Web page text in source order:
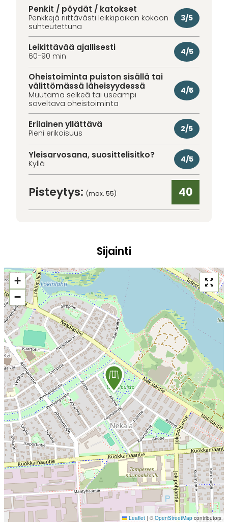
Penkit / pöydät / katokset
Penkkejä riittävästi leikkipaikan kokoon
suhteutettuna
3/5
Leikittävää ajallisesti
60-90 min 4/5
Oheistoiminta puiston sisällä tai
välittömässä läheisyydessä
Muutama selkeä tai useampi
soveltava oheistoiminta
4/5
Erilainen yllättävä
Pieni erikoisuus 2/5
Yleisarvosana, suosittelisitko?
Kyllä 4/5
Pisteytys: (max. 55) 40
Sijainti
+
−
Leaflet | ©OpenStreetMap contributors